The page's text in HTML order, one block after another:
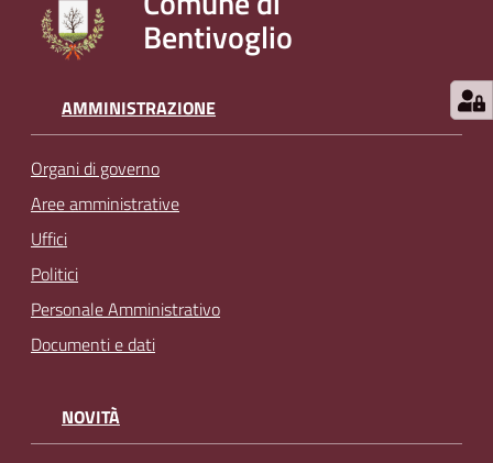
Bentivoglio
AMMINISTRAZIONE
Organi di governo
Aree amministrative
Uffici
Politici
Personale Amministrativo
Documenti e dati
NOVITÀ